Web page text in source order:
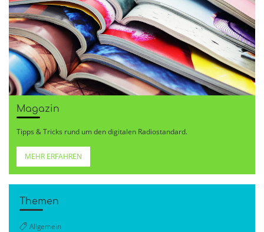
Magazin
Tipps & Tricks rund um den digitalen Radiostandard.
MEHR ERFAHREN
Themen
Allgemein